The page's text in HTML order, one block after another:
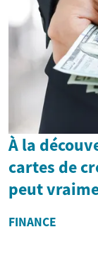
À la
cartes de
peut
FINANCE